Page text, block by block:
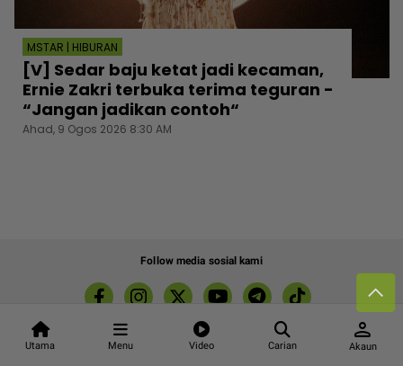
Utama Menu Video Carian
person
Akaun
MSTAR | HIBURAN
[V] Sedar baju ketat jadi kecaman,
Ernie Zakri terbuka terima teguran -
“Jangan jadikan contoh“
Ahad, 9 Ogos 2026 8:30 AM
Follow media sosial kami
Kenali mStar Iklan di SMG360 Hubungi Kami